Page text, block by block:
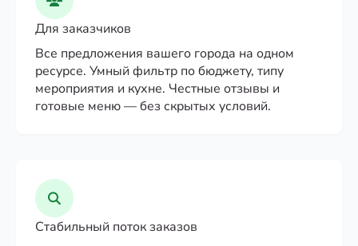
Для заказчиков
Все предложения вашего города на одном
ресурсе. Умный фильтр по бюджету, типу
мероприятия и кухне. Честные отзывы и
готовые меню — без скрытых условий.
Стабильный поток заказов